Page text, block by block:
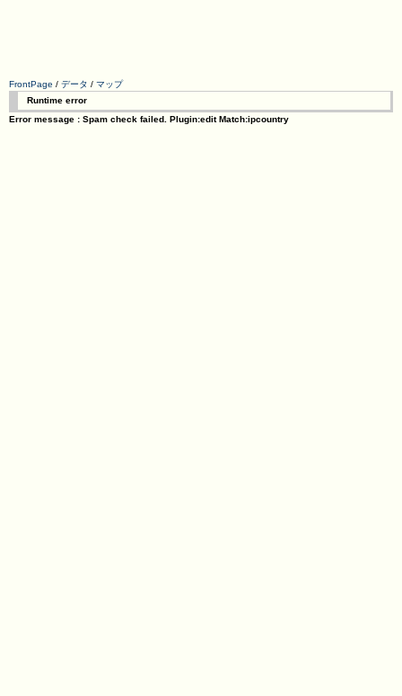
FrontPage / データ / マップ
Runtime error
Error message : Spam check failed. Plugin:edit Match:ipcountry